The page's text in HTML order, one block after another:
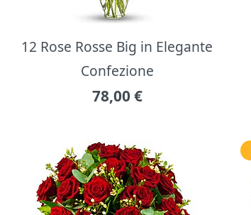
12 Rose Rosse Big in Elegante
Confezione
78,00 €